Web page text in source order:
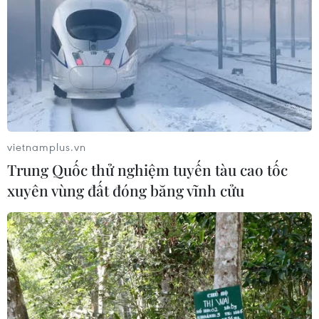
Ba Lan thảo luận việc thành lập căn
cứ quân sự thường trực với Mỹ
06/08/2026 07:06
Liên hợp quốc: Xung đột Ukraine trải
qua tháng đẫm máu nhất
06/08/2026 06:47
Đức điều tra vụ UAV gắn thuốc nổ
xuất hiện tại sân bay
06/08/2026 06:43
Bất ổn địa chính trị kìm hãm tăng
vietnamplus.vn
Trung Quốc thử nghiệm tuyến tàu cao tốc
xuyên vùng đất đóng băng vĩnh cửu